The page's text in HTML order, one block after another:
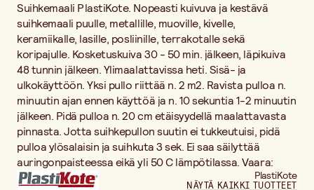
Suihkemaali PlastiKote. Nopeasti kuivuva ja kestävä
suihkemaali puulle, metallille, muoville, kivelle,
keramiikalle, lasille, posliinille, terrakotalle sekä
koripajulle. Kosketuskuiva 30 - 50 min. jälkeen, läpikuiva
48 tunnin jälkeen. Ylimaalattavissa heti. Sisä- ja
ulkokäyttöön. Yksi pullo riittää n. 2 m2. Ravista pulloa n.
minuutin ajan ennen käyttöä ja n. 10 sekuntia 1-2 minuutin
jälkeen. Pidä pulloa n. 20 cm etäisyydellä maalattavasta
pinnasta. Jotta suihkepullon suutin ei tukkeutuisi, pidä
pulloa ylösalaisin ja suihkuta 3 sek. Ei saa säilyttää
auringonpaisteessa eikä yli 50 C lämpötilassa. Vaara:
PlastiKote
NÄYTÄ KAIKKI TUOTTEET